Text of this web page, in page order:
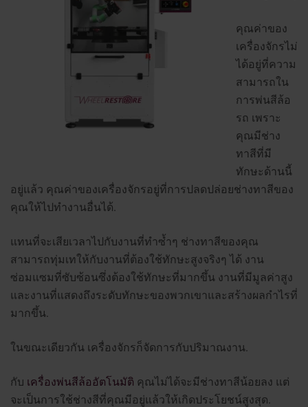
คุณค่าของ
เครื่องจักรไม่
ได้อยู่ที่ความ
สามารถใน
การพ่นสีล้อ
รถ เพราะ
คุณมีช่าง
ทาสีที่มี
ทักษะด้านนี้
อยู่แล้ว คุณค่าของเครื่องจักรอยู่ที่การปลดปล่อยช่างทาสีของ
คุณให้ไปทำงานอื่นได้.
แทนที่จะเสียเวลาไปกับงานที่ทำซ้ำๆ ช่างทาสีของคุณ
สามารถทุ่มเทให้กับงานที่ต้องใช้ทักษะสูงจริงๆ ได้ งาน
ซ่อมแซมที่ซับซ้อนซึ่งต้องใช้ทักษะที่มากขึ้น งานที่มีมูลค่าสูง
และงานที่แสดงถึงระดับทักษะของพวกเขาและสร้างผลกำไรที่
มากขึ้น.
ในขณะเดียวกัน เครื่องจักรก็จัดการกับปริมาณงาน.
กับ เครื่องพ่นสีล้ออัตโนมัติ คุณไม่ได้จะมีช่างทาสีน้อยลง แต่
จะเป็นการใช้ช่างสีที่คุณมีอยู่แล้วให้เกิดประโยชน์สูงสุด.